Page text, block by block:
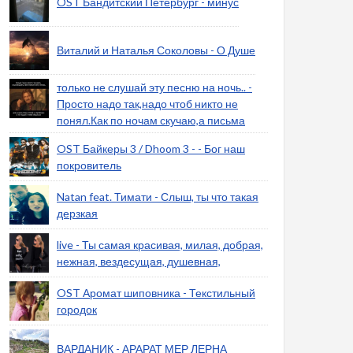
Виталий и Наталья Соколовы - О Душе
только не слушай эту песню на ночь.. -
Просто надо так,надо чтоб никто не
понял.Как по ночам скучаю,а письма
OST Байкеры 3 / Dhoom 3 - - Бог наш
покровитель
Natan feat. Тимати - Слыш, ты что такая
дерзкая
live - Ты самая красивая, милая, добрая,
нежная, вездесущая, душевная,
OST Аромат шиповника - Текстильный
городок
ВАРДАНИК - АРАРАТ МЕР ЛЕРНА